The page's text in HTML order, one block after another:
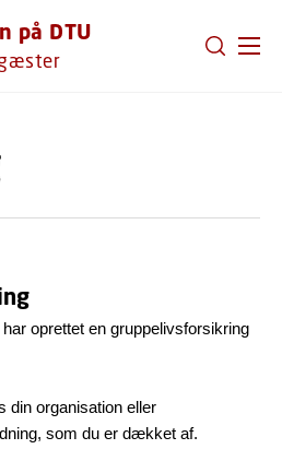
på DTU
gæster
oprettet en gruppelivsforsikring
din organisation eller
som du er dækket af.